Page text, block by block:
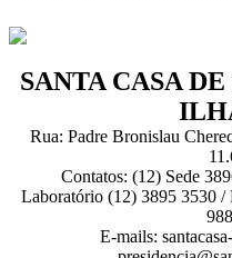
SANTA CASA
Rua: Padre Bronislau
Contatos: (12) Sede
Laboratório (12) 3895 3530
E-mails: